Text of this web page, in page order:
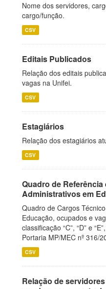
Nome dos servidores,
cargo/função.
CSV
Editais Publicados
Relação dos editais
vagas na Unifei.
CSV
Estagiários
Relação dos estagiários
CSV
Quadro de
Administrativos em
Quadro de Cargos
Educação, ocupados e
classificação “C”, “D” e
Portaria MP/MEC nº 316/
CSV
Relação de